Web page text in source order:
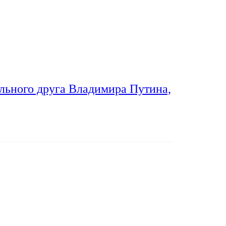
друга Владимира Путина,